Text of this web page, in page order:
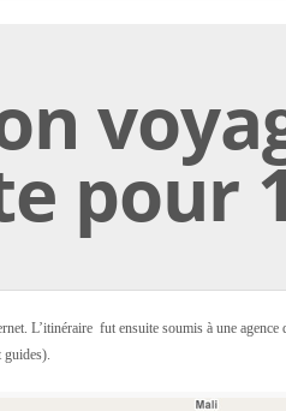
pour
L’itinéraire fut ensuite soumis à une
guides).